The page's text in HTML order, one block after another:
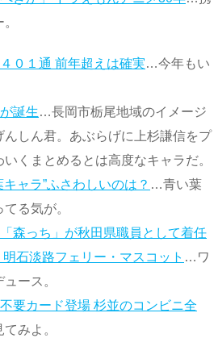
０１通 前年超えは確実…今年もい
誕生…長岡市栃尾地域のイメージ
しん君。あぶらげに上杉謙信をプ
くまとめるとは高度なキャラだ。
ャラ”ふさわしいのは？ …青い葉
る気が。
森っち」が秋田県職員として着任
石淡路フェリー・マスコット …ワ
ース。
要カード登場 杉並のコンビニ全
みよ。